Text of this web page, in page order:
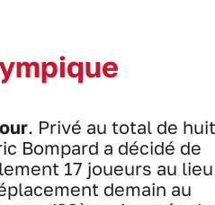
. Privé au total de huit
Bompard a décidé de
17 joueurs au lieu
demain au